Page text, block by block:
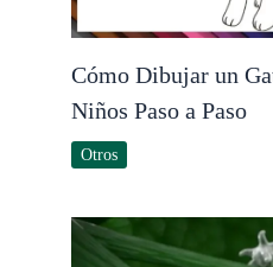
Cómo Dibujar un
Niños Paso a Paso
Otros